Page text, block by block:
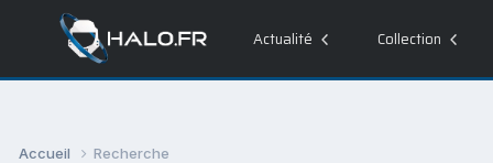
Actualité Collection
Accueil Recherche